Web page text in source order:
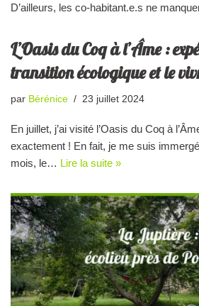
D’ailleurs, les co-habitant.e.s ne
L’Oasis du Coq à l’Âme :
transition écologique et le
par Bérénice 23 juillet 2024
En juillet, j’ai visité l’Oasis du Coq à
exactement ! En fait, je me suis
mois, le… Lire la suite »